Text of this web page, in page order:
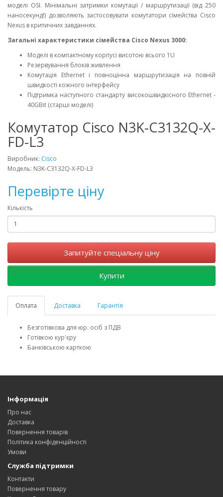
моделі OSI. Мінімальні затримки комутації / маршрутизації (від 250
наносекунд!) дозволяють застосовувати комутатори сімейства Cisco
Nexus в критичних завданнях.
Загальні характеристики сімейства Cisco Nexus 3000:
Моделі в компактному корпусі висотою всього 1U
Резервування блоків живлення
Комутація Ethernet і повноцінна маршрутизація на повній
швидкості кожного інтерфейсу
Підтримка наступного стандарту високошвидкісного Ethernet -
40GBit (старші моделі)
Комутатор Cisco N3K-C3132Q-X-
FD-L3
Виробник: Cisco
Модель: N3K-C3132Q-X-FD-L3
Перевірте ціну
Кількість
Запитуйте спеціальну ціну
Купити
Оплата Доставка Гарантія
Безготівкова для юр. осіб з ПДВ
Готівкою кур'єру
Банківською карткою
Інформація
Про нас
Доставка
Повернення товарів
Політика конфіденційності
Умови
Служба підтримки
Контакти
Повернення товару